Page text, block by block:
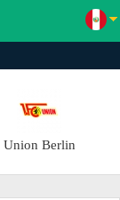
Union Berlin